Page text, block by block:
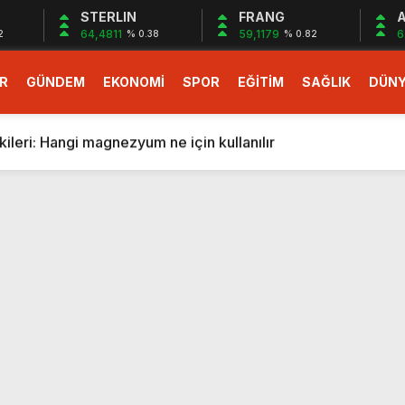
STERLIN
64,4811 % 0.38
FRANG
59,1179 % 0.82
GÜNDEM EKONOMİ SPOR EĞİTİM SAĞLIK
dev teklif
gelecek yeni özellikler belli oldu
Hangi magnezyum ne için kullanılır
başlıyor